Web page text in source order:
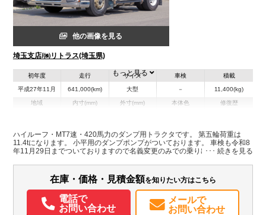
他の画像を見る
埼玉支店/㈱リトラス(埼玉県)
初年度
平成27年11月
走行
641,000(km)
サイズ
大型
車検
－
積載
11,400(kg)
地域 内寸(mm) 外寸(mm) 本体色 修復歴
装備情報
エアコン パワステ パワーウィンドウ ABS エアバッグ
電動格納ミラー
もっと見る
ハイルーフ・MT7速・420馬力のダンプ用トラクタです。 第五輪荷重は
11.4tになります。 小平用のダンプポンプがついております。 車検も令和8
年11月29日までついておりますので名義変更のみでの乗り出しが可能で
在庫・価格・見積金額を知りたい方はこちら
電話で
お問い合わせ
メールで
お問い合わせ